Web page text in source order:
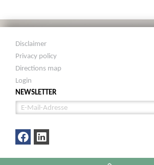
Disclaimer
Privacy policy
Directions map
Login
NEWSLETTER